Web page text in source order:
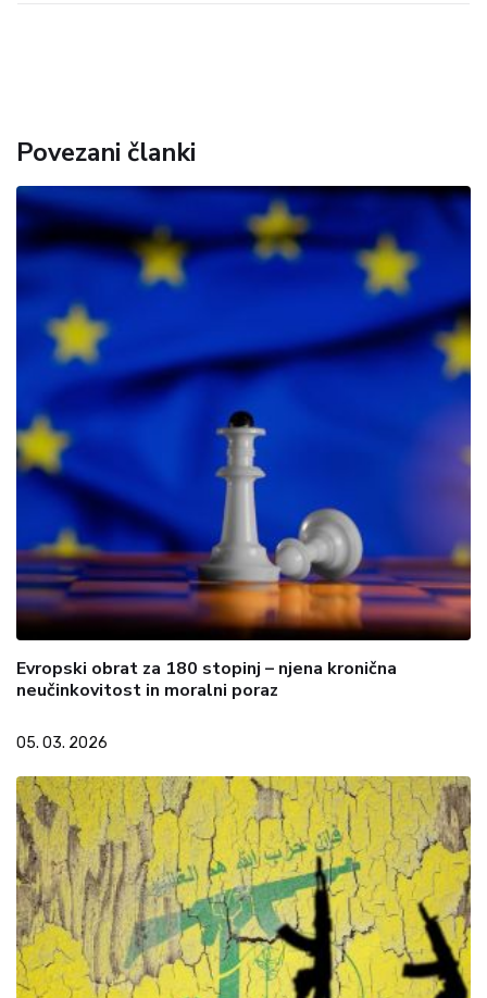
Povezani članki
Evropski obrat za 180 stopinj – njena kronična
neučinkovitost in moralni poraz
05. 03. 2026